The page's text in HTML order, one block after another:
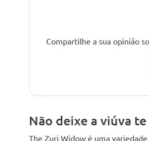
Compartilhe a sua opinião
Não deixe a viúva
The Zuri Widow é uma